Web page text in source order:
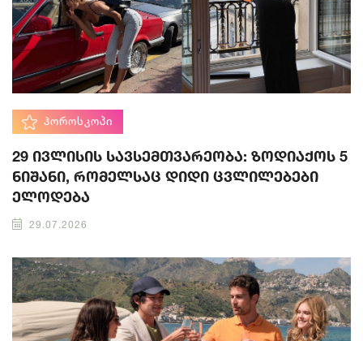
ᲰᲝᲠᲝᲡᲙᲝᲞᲘ
29 ივლისის სავსემთვარეობა: ზოდიაქოს 5
ნიშანი, რომელსაც დიდი ცვლილებები
ელოდება
29.07.2026